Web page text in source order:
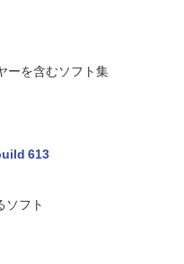
ーを含むソフト集
613
ソフト